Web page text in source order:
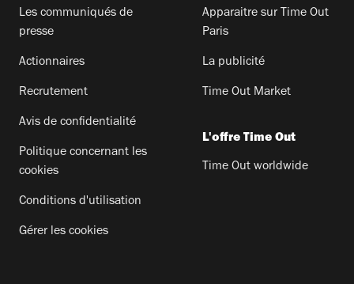
Les communiqués de
presse
Actionnaires
Recrutement
Avis de confidentialité
Politique concernant les
cookies
Conditions d'utilisation
Gérer les cookies
Apparaitre sur Time Out
Paris
La publicité
Time Out Market
L'offre Time Out
Time Out worldwide